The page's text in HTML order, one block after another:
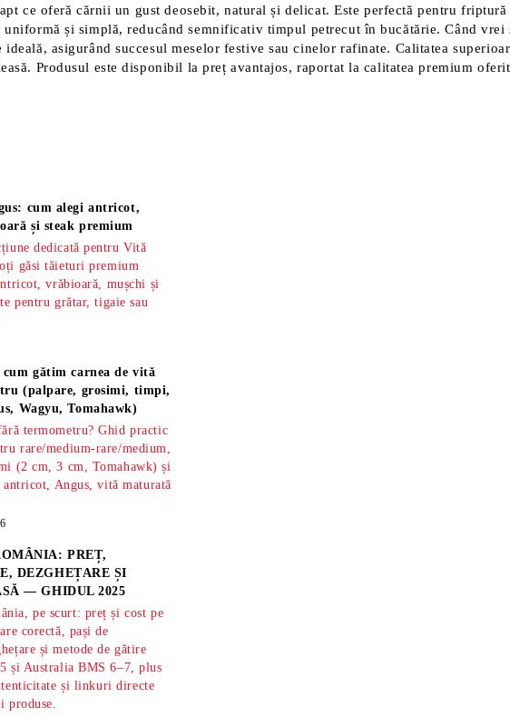
ce oferă cărnii un gust deosebit, natural și delicat. Este perfectă pentru
și simplă, reducând semnificativ timpul petrecut în bucătărie. Când vrei
asigurând succesul meselor festive sau cinelor rafinate. Calitatea
Produsul este disponibil la preț avantajos, raportat la calitatea premium
cum alegi antricot,
și steak premium
dedicată pentru Vită
găsi tăieturi premium
vrăbioară, mușchi și
pentru grătar, tigaie sau
gătim carnea de vită
(palpare, grosimi, timpi,
Wagyu, Tomahawk)
termometru? Ghid practic
rare/medium-rare/medium,
(2 cm, 3 cm, Tomahawk) și
Angus, vită maturată
PREȚ,
DEZGHEȚARE ȘI
— GHIDUL 2025
pe scurt: preț și cost pe
corectă, pași de
și metode de gătire
și Australia BMS 6–7, plus
și linkuri directe
produse.